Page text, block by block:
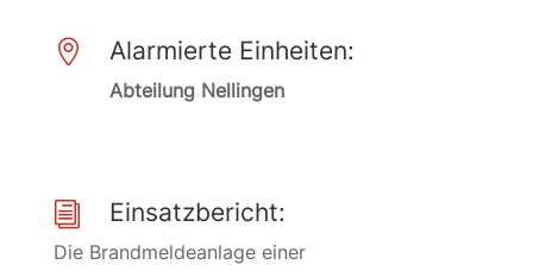
 Alarmierte Einheiten:
Abteilung Nellingen
i Einsatzbericht:
Die Brandmeldeanlage einer